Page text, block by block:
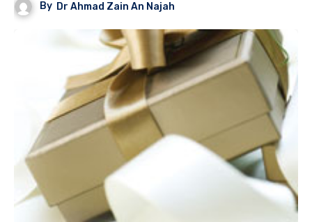
By Dr Ahmad Zain An Najah